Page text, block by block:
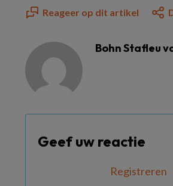
Reageer op dit artikel
Bohn Stafleu
Geef uw reactie
Registreren